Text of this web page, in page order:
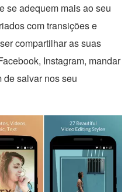
se adequem mais ao seu
com transições e
compartilhar as suas
Instagram, mandar
de salvar nos seu